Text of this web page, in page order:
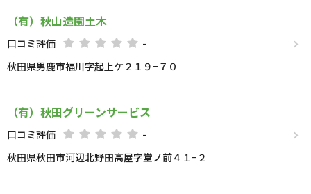
（有）秋山造園土木
口コミ評価
-
秋田県男鹿市福川字起上ケ２１９−７０
（有）秋田グリーンサービス
口コミ評価
-
秋田県秋田市河辺北野田高屋字堂ノ前４１−２